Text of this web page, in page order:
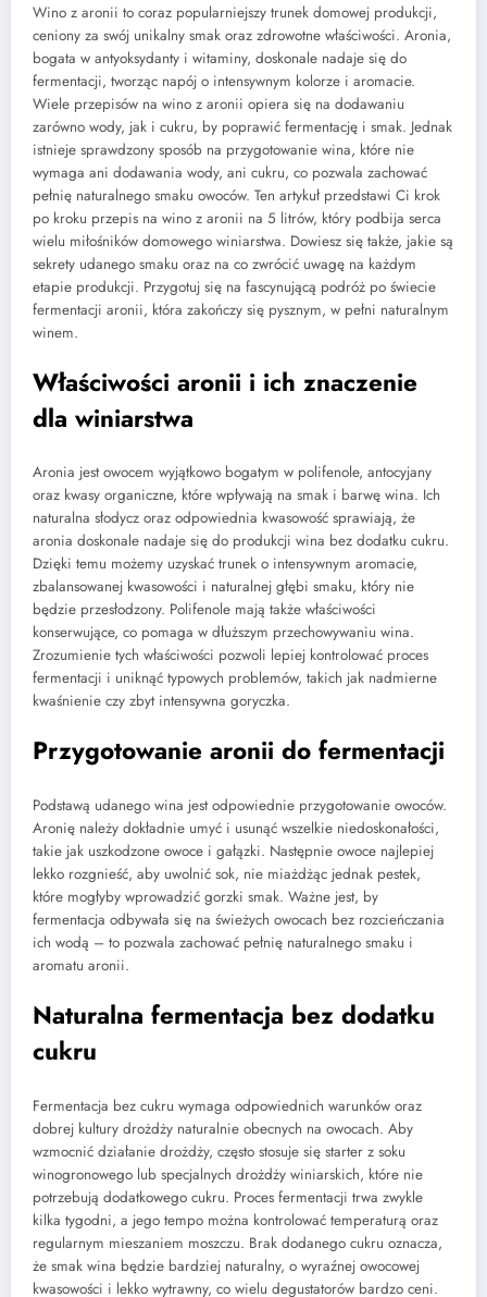
Wino z aronii to coraz popularniejszy trunek domowej produkcji,
ceniony za swój unikalny smak oraz zdrowotne właściwości. Aronia,
bogata w antyoksydanty i witaminy, doskonale nadaje się do
fermentacji, tworząc napój o intensywnym kolorze i aromacie.
Wiele przepisów na wino z aronii opiera się na dodawaniu
zarówno wody, jak i cukru, by poprawić fermentację i smak. Jednak
istnieje sprawdzony sposób na przygotowanie wina, które nie
wymaga ani dodawania wody, ani cukru, co pozwala zachować
pełnię naturalnego smaku owoców. Ten artykuł przedstawi Ci krok
po kroku przepis na wino z aronii na 5 litrów, który podbija serca
wielu miłośników domowego winiarstwa. Dowiesz się także, jakie są
sekrety udanego smaku oraz na co zwrócić uwagę na każdym
etapie produkcji. Przygotuj się na fascynującą podróż po świecie
fermentacji aronii, która zakończy się pysznym, w pełni naturalnym
winem.
Właściwości aronii i ich znaczenie
dla winiarstwa
Aronia jest owocem wyjątkowo bogatym w polifenole, antocyjany
oraz kwasy organiczne, które wpływają na smak i barwę wina. Ich
naturalna słodycz oraz odpowiednia kwasowość sprawiają, że
aronia doskonale nadaje się do produkcji wina bez dodatku cukru.
Dzięki temu możemy uzyskać trunek o intensywnym aromacie,
zbalansowanej kwasowości i naturalnej głębi smaku, który nie
będzie przesłodzony. Polifenole mają także właściwości
konserwujące, co pomaga w dłuższym przechowywaniu wina.
Zrozumienie tych właściwości pozwoli lepiej kontrolować proces
fermentacji i uniknąć typowych problemów, takich jak nadmierne
kwaśnienie czy zbyt intensywna goryczka.
Przygotowanie aronii do fermentacji
Podstawą udanego wina jest odpowiednie przygotowanie owoców.
Aronię należy dokładnie umyć i usunąć wszelkie niedoskonałości,
takie jak uszkodzone owoce i gałązki. Następnie owoce najlepiej
lekko rozgnieść, aby uwolnić sok, nie miażdżąc jednak pestek,
które mogłyby wprowadzić gorzki smak. Ważne jest, by
fermentacja odbywała się na świeżych owocach bez rozcieńczania
ich wodą – to pozwala zachować pełnię naturalnego smaku i
aromatu aronii.
Naturalna fermentacja bez dodatku
cukru
Fermentacja bez cukru wymaga odpowiednich warunków oraz
dobrej kultury drożdży naturalnie obecnych na owocach. Aby
wzmocnić działanie drożdży, często stosuje się starter z soku
winogronowego lub specjalnych drożdży winiarskich, które nie
potrzebują dodatkowego cukru. Proces fermentacji trwa zwykle
kilka tygodni, a jego tempo można kontrolować temperaturą oraz
regularnym mieszaniem moszczu. Brak dodanego cukru oznacza,
że smak wina będzie bardziej naturalny, o wyraźnej owocowej
kwasowości i lekko wytrawny, co wielu degustatorów bardzo ceni.